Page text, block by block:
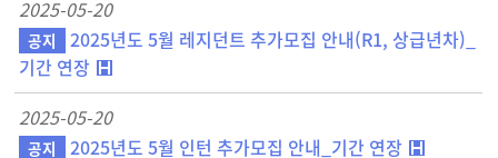
2025-05-20
공지
2025년도 5월 레지던트 추가모집 안내(R1, 상급년차)_
기간 연장
2025-05-20
공지 2025년도 5월 인턴 추가모집 안내_기간 연장